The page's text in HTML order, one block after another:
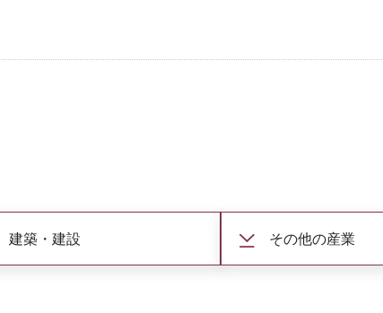
建築・建設 その他の産業